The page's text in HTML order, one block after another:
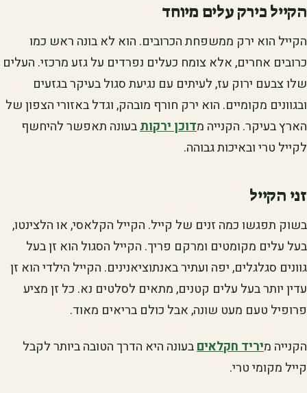
הקייל כירק עלים מיוחד
הקייל הוא ירק ממשפחת הכרובים. הוא לא בונה ראש כמו
כרובים אחרים, אלא צומח כעלים נפרדים על גזע מרכזי. העלים
שלו צבעם ירוק עז, לעיתים עם נגיעת סגול בעיקר בגזעים
ובגוונים מקומיים. הוא ירק חורף מובהק, וגדל באזורי הצפון של
הארץ בעיקר. הקנייה מדוכן ירקותבעונה תאפשר להיחשף
לקייל טרי ובאיכות גבוהה.
זני הקייל
בשוק תפגשו כמה זנים של קייל. הקייל הקלאסי, או הלצינטו,
בעל עלים מקומטים ומרקם פריך. הקייל הסגול הוא זן בעל
גוונים סגלגלים, יפה ועתיר באנתוציאנינים. הקייל הילדי הוא זן
עדין יותר בעל עלים קטנים, מתאים לסלטים נא. כל זן מציע
פרופיל טעם מעט שונה, אבל כולם בריאים מאוד.
הקנייה מיריד חקלאיםבעונה היא הדרך הטובה ביותר לקבל
קייל מקומי טרי.